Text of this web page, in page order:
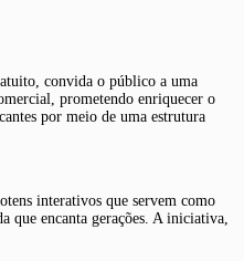
convida o público a uma
prometendo enriquecer o
por meio de uma estrutura
interativos que servem como
que encanta gerações. A iniciativa,